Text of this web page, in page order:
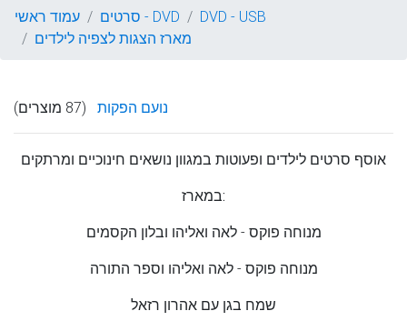
עמוד ראשי סרטים - DVD
DVD - USB
מארז הצגות לצפיה לילדים
נועם הפקות (87 מוצרים)
אוסף סרטים לילדים ופעוטות במגוון נושאים חינוכיים ומרתקים
במארז:
מנוחה פוקס - לאה ואליהו ובלון הקסמים
מנוחה פוקס - לאה ואליהו וספר התורה
שמח בגן עם אהרון רזאל